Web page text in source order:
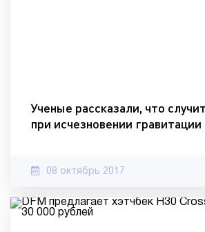
Ученые рассказали, что
при исчезновении гравитации
08 октябрь 2017